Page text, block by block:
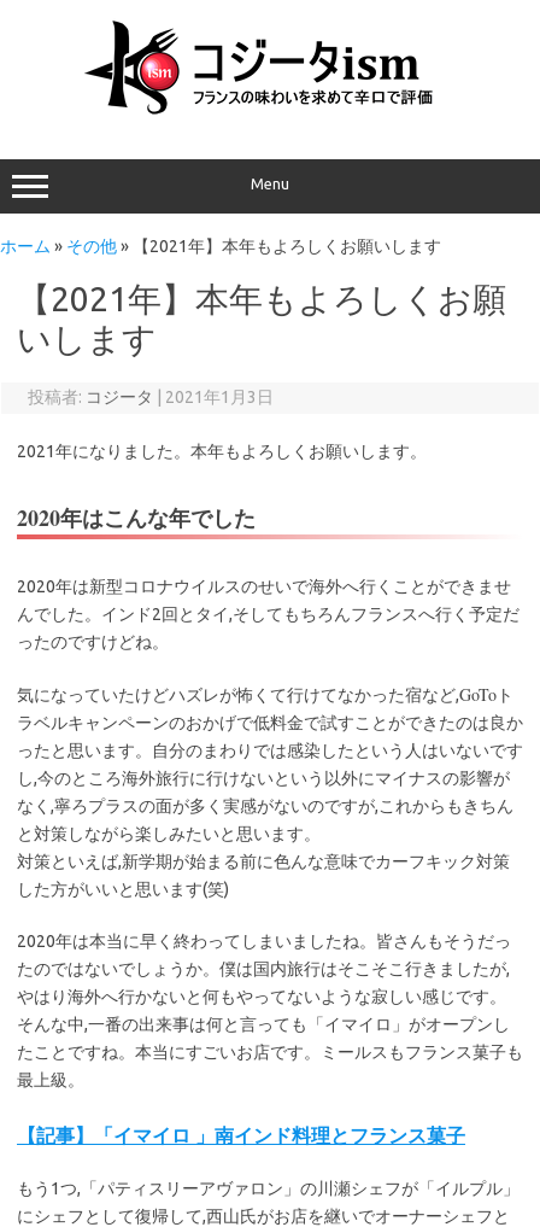
Menu
ホーム » その他» 【2021年】本年もよろしくお願いします
【2021年】本年もよろしくお願
いします
投稿者: コジータ 2021年1月3日
2021年になりました。本年もよろしくお願いします。
2020年はこんな年でした
2020年は新型コロナウイルスのせいで海外へ行くことができませ
んでした。インド2回とタイ,そしてもちろんフランスへ行く予定だ
ったのですけどね。
気になっていたけどハズレが怖くて行けてなかった宿など,GoTo ト
ラベルキャンペーンのおかげで低料金で試すことができたのは良か
ったと思います。自分のまわりでは感染したという人はいないです
し,今のところ海外旅行に行けないという以外にマイナスの影響が
なく,寧ろプラスの面が多く実感がないのですが,これからもきちん
と対策しながら楽しみたいと思います。
対策といえば,新学期が始まる前に色んな意味でカーフキック対策
した方がいいと思います(笑)
2020年は本当に早く終わってしまいましたね。皆さんもそうだっ
たのではないでしょうか。僕は国内旅行はそこそこ行きましたが,
やはり海外へ行かないと何もやってないような寂しい感じです。
そんな中,一番の出来事は何と言っても「イマイロ」がオープンし
たことですね。本当にすごいお店です。ミールスもフランス菓子も
最上級。
【記事】「イマイロ 」南インド料理とフランス菓子
もう1つ,「パティスリーアヴァロン」の川瀬シェフが「イルプル」
にシェフとして復帰して,西山氏がお店を継いでオーナーシェフと